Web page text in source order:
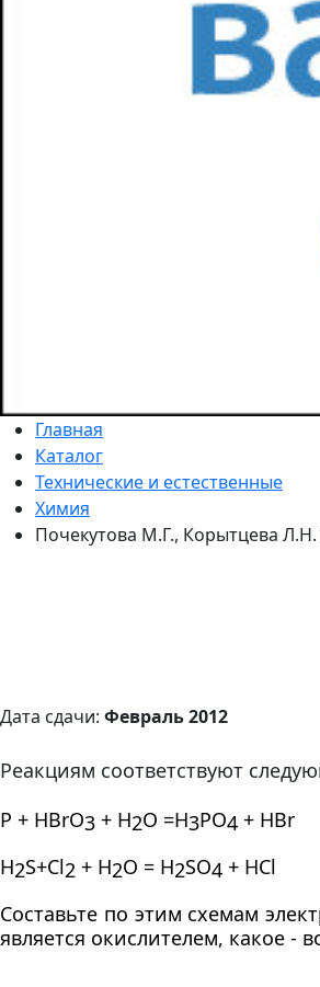
Главная
Каталог
Технические и естественные
Химия
Почекутова М.Г., Корытцева
Дата сдачи: Февраль 2012
Реакциям соответствуют
Р + НBrO3 + Н2О =Н3РО4 + НВr
H2S+Cl2 + Н2О = H2SO4 + HCl
Составьте по этим схемам
является окислителем, какое -